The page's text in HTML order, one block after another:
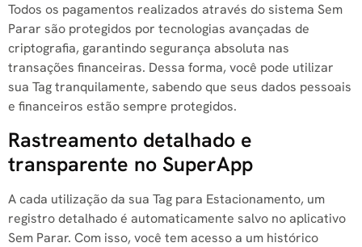
Todos os pagamentos realizados através do sistema Sem
Parar são protegidos por tecnologias avançadas de
criptografia, garantindo segurança absoluta nas
transações financeiras. Dessa forma, você pode utilizar
sua Tag tranquilamente, sabendo que seus dados pessoais
e financeiros estão sempre protegidos.
Rastreamento detalhado e
transparente no SuperApp
A cada utilização da sua Tag para Estacionamento, um
registro detalhado é automaticamente salvo no aplicativo
Sem Parar. Com isso, você tem acesso a um histórico